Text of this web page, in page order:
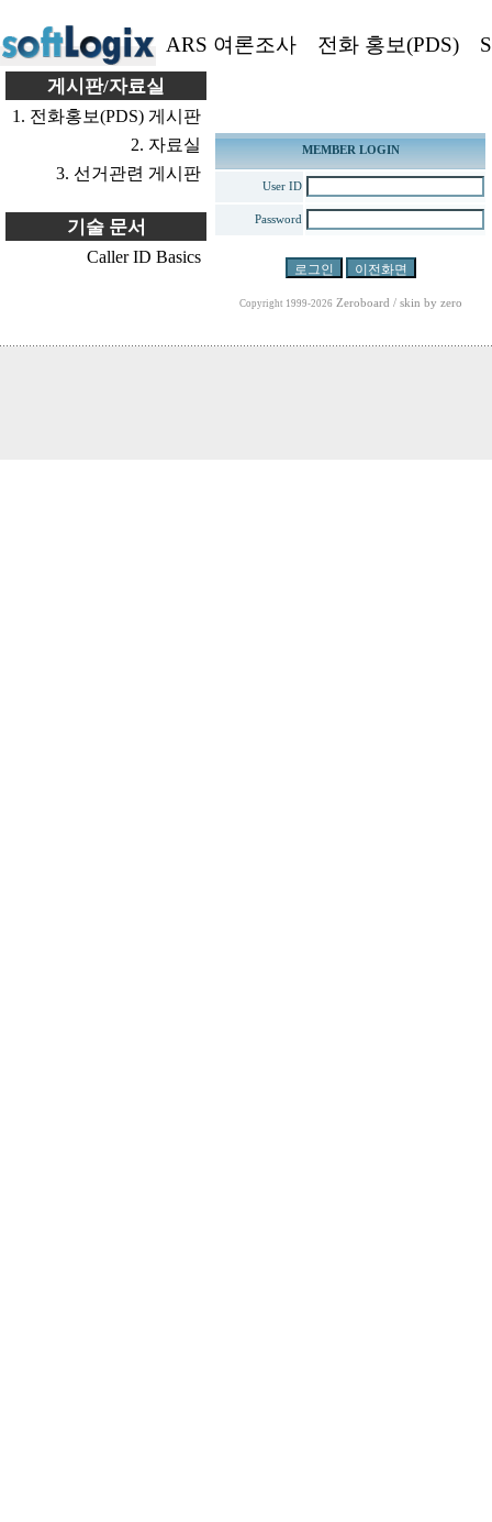
ARS 여론조사 전화 홍보(PDS)
게시판/자료실
1. 전화홍보(PDS) 게시판
2. 자료실
3. 선거관련 게시판
기술 문서
Caller ID Basics
MEMBER LOGIN
User ID
Password
Copyright 1999-2026 Zeroboard / skin by zero